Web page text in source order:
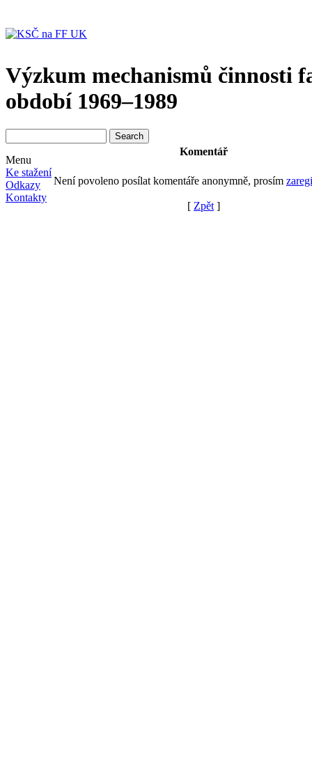
Výzkum mechanismů činnosti
období 1969–1989
Menu
Ke stažení
Odkazy
Kontakty
Komentář
Není povoleno posílat komentáře anonymně, prosím
[ Zpět ]